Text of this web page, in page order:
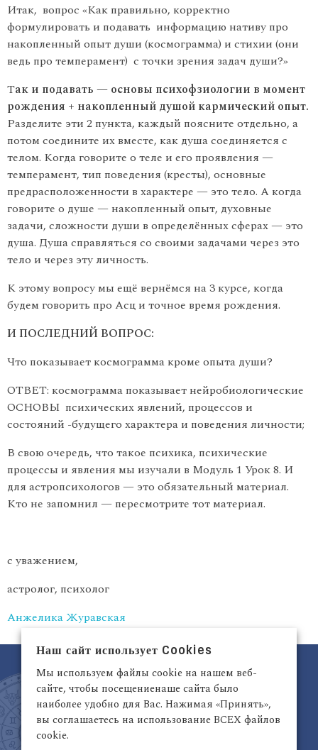
Итак, вопрос «Как правильно, корректно
формулировать и подавать информацию нативу про
накопленный опыт души (космограмма) и стихии (они
ведь про темперамент) с точки зрения задач души?»
Так и подавать — основы психофзиологии в момент
рождения + накопленный душой кармический опыт.
Разделите эти 2 пункта, каждый поясните отдельно, а
потом соедините их вместе, как душа соединяется с
телом. Когда говорите о теле и его проявления —
темперамент, тип поведения (кресты), основные
предрасположенности в характере — это тело. А когда
говорите о душе — накопленный опыт, духовные
задачи, сложности души в определённых сферах — это
душа. Душа справляться со своими задачами через это
тело и через эту личность.
К этому вопросу мы ещё вернёмся на 3 курсе, когда
будем говорить про Асц и точное время рождения.
И ПОСЛЕДНИЙ ВОПРОС:
Что показывает космограмма кроме опыта души?
ОТВЕТ: космограмма показывает нейробиологические
ОСНОВЫ психических явлений, процессов и
состояний -будущего характера и поведения личности;
В свою очередь, что такое психика, психические
процессы и явления мы изучали в Модуль 1 Урок 8. И
для астропсихологов — это обязательный материал.
Кто не запомнил — пересмотрите тот материал.
с уважением,
астролог, психолог
Анжелика Журавская
Латвия, Рига,
Наш сайт использует Cookies
Мы используем файлы cookie на нашем веб-
сайте, чтобы посещениенаше сайта было
наиболее удобно для Вас. Нажимая «Принять»,
вы соглашаетесь на использование ВСЕХ файлов
cookie.